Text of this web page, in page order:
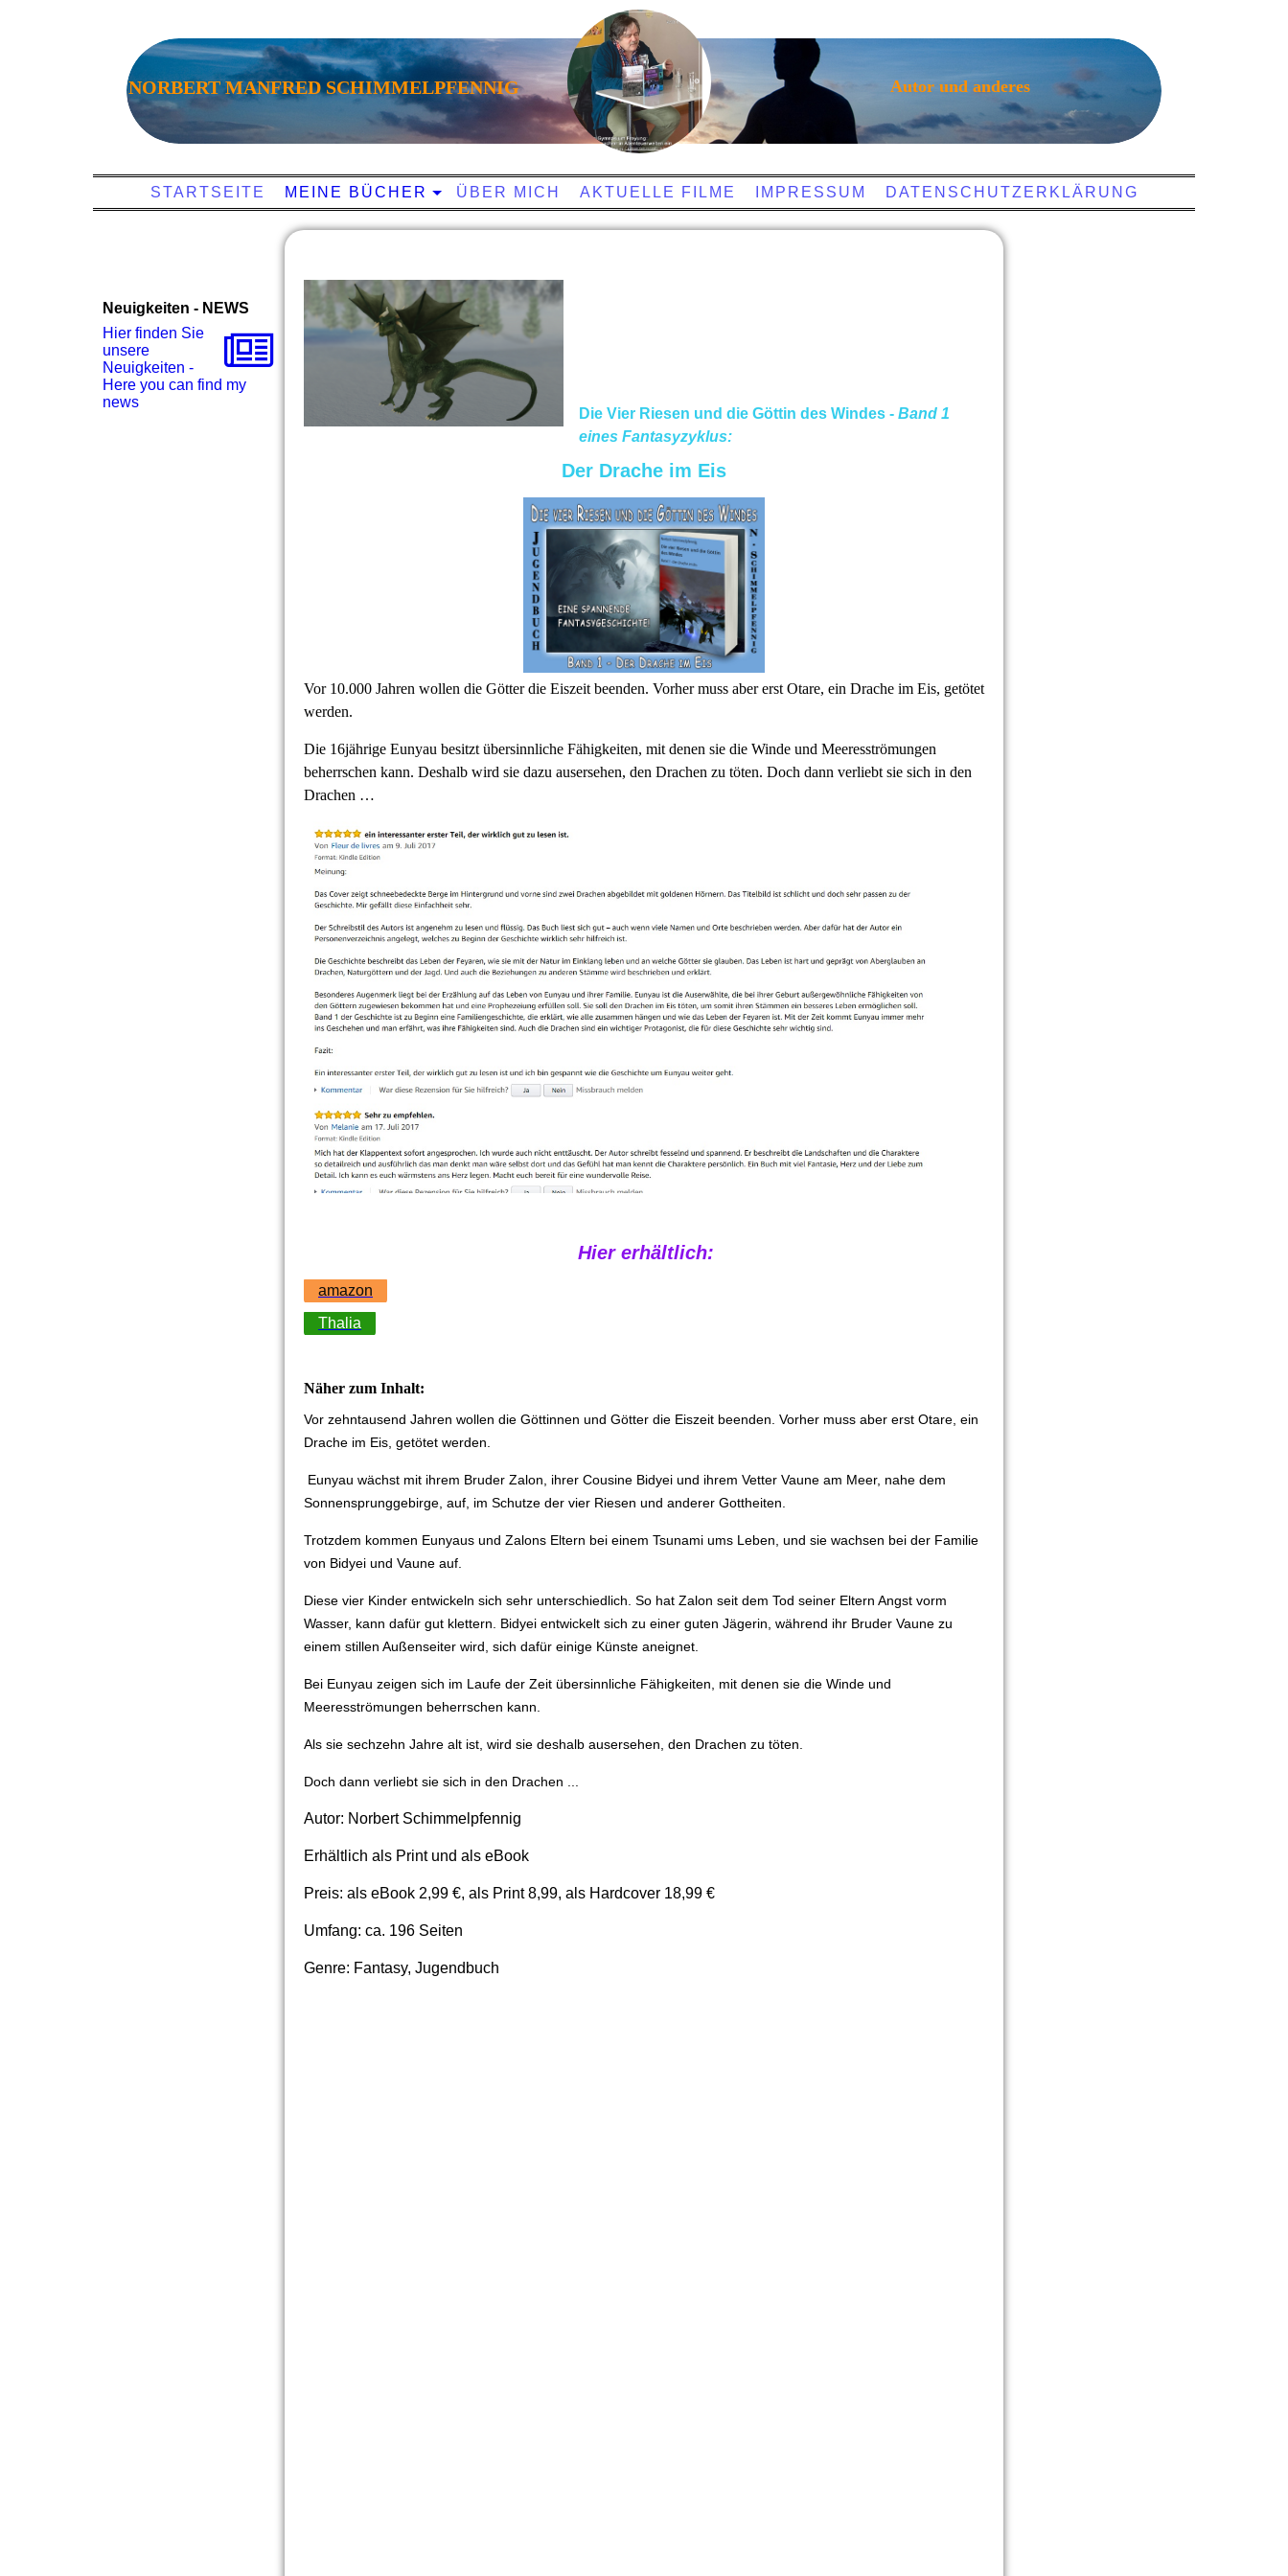
NORBERT MANFRED SCHIMMELPFENNIG Autor und anderes
STARTSEITE MEINE BÜCHER ÜBER MICH AKTUELLE FILME IMPRESSUM DATENSCHUTZERKLÄRUNG
Die Vier Riesen und die Göttin des Windes -Band 1
eines Fantasyzyklus:
Der Drache im Eis
Vor 10.000 Jahren wollen die Götter die Eiszeit beenden. Vorher muss aber erst Otare, ein Drache im Eis, getötet
werden.
Die 16jährige Eunyau besitzt übersinnliche Fähigkeiten, mit denen sie die Winde und Meeresströmungen
beherrschen kann. Deshalb wird sie dazu ausersehen, den Drachen zu töten. Doch dann verliebt sie sich in den
Drachen …
Hier erhältlich:
amazon
Thalia
Näher zum Inhalt:
Vor zehntausend Jahren wollen die Göttinnen und Götter die Eiszeit beenden. Vorher muss aber erst Otare, ein
Drache im Eis, getötet werden.
Eunyau wächst mit ihrem Bruder Zalon, ihrer Cousine Bidyei und ihrem Vetter Vaune am Meer, nahe dem
Sonnensprunggebirge, auf, im Schutze der vier Riesen und anderer Gottheiten.
Trotzdem kommen Eunyaus und Zalons Eltern bei einem Tsunami ums Leben, und sie wachsen bei der Familie
von Bidyei und Vaune auf.
Diese vier Kinder entwickeln sich sehr unterschiedlich. So hat Zalon seit dem Tod seiner Eltern Angst vorm
Wasser, kann dafür gut klettern. Bidyei entwickelt sich zu einer guten Jägerin, während ihr Bruder Vaune zu
einem stillen Außenseiter wird, sich dafür einige Künste aneignet.
Bei Eunyau zeigen sich im Laufe der Zeit übersinnliche Fähigkeiten, mit denen sie die Winde und
Meeresströmungen beherrschen kann.
Als sie sechzehn Jahre alt ist, wird sie deshalb ausersehen, den Drachen zu töten.
Doch dann verliebt sie sich in den Drachen ...
Autor: Norbert Schimmelpfennig
Erhältlich als Print und als eBook
Preis: als eBook 2,99 €, als Print 8,99, als Hardcover 18,99 €
Umfang: ca. 196 Seiten
Genre: Fantasy, Jugendbuch
Neuigkeiten - NEWS
Hier finden Sie
unsere
Neuigkeiten -
Here you can find my
news